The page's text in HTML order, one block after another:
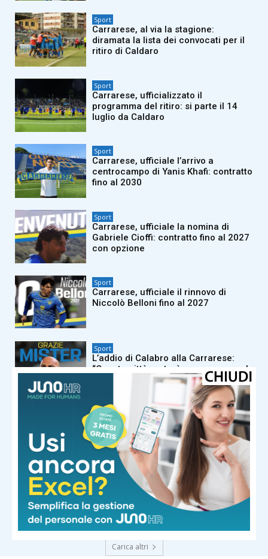
Sport
Carrarese, al via la stagione:
diramata la lista dei convocati per il
ritiro di Caldaro
Sport
Carrarese, ufficializzato il
programma del ritiro: si parte il 14
luglio da Caldaro
Sport
Carrarese, ufficiale l’arrivo a
centrocampo di Yanis Khafi: contratto
fino al 2030
Sport
Carrarese, ufficiale la nomina di
Gabriele Cioffi: contratto fino al 2027
con opzione
Sport
Carrarese, ufficiale il rinnovo di
Niccolò Belloni fino al 2027
Sport
L’addio di Calabro alla Carrarese:
“Questa città resterà per sempre nel
mio cuore. È stato un onore”
Sport
Separazione in vista alla Carrarese,
per mister Calabro si avvicina la
risoluzione consensuale
Sport
Parla Schiavi: “Carrarese all’altezza
della categoria. Ora due finali per
non avere rimpianti”
Carica altri